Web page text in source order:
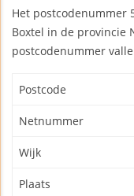
Het postcodenummer
Boxtel in de provincie
postcodenummer
Postcode
Netnummer
Wijk
Plaats